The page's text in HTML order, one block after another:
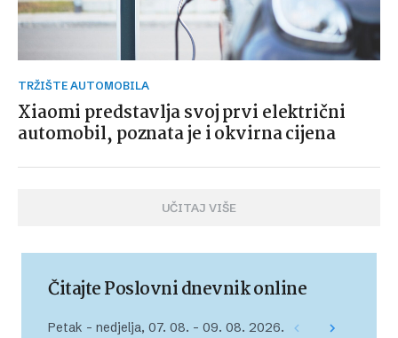
TRŽIŠTE AUTOMOBILA
Xiaomi predstavlja svoj prvi električni
automobil, poznata je i okvirna cijena
UČITAJ VIŠE
Čitajte Poslovni dnevnik online
Petak – nedjelja, 07. 08. – 09. 08. 2026.